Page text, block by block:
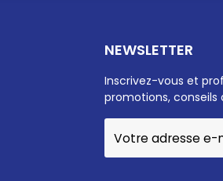
NEWSLETTER
Inscrivez-vous et
promotions, conseils